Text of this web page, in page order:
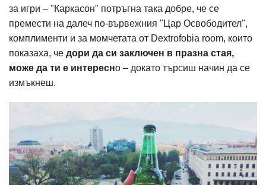
за игри – "Каркасон" потръгна така добре, че се
премести на далеч по-вървежния "Цар Освободител",
комплименти и за момчетата от Dextrofobia room, които
показаха, че дори да си заключен в празна стая,
може да ти е интересно – докато търсиш начин да се
измъкнеш.